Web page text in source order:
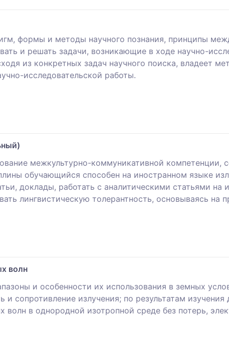
формы и методы научного познания, принципы
и решать задачи, возникающие в ходе научно-
из конкретных задач научного поиска, владеет
исследовательской работы.
межкультурно-коммуникативной компетенции,
обучающийся способен на иностранном языке
доклады, работать с аналитическими статьями на
лингвистическую толерантность, основываясь на
волн
и особенности их использования в земных
сопротивление излучения; по результатам
волн в однородной изотропной среде без потерь,